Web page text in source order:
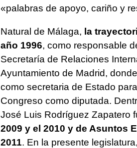
«palabras de apoyo, cariño y
Natural de Málaga, la
año 1996, como responsable
Secretaría de Relaciones
Ayuntamiento de Madrid,
como secretaria de Estado
Congreso como diputada.
José Luis Rodríguez Zapatero
2009 y el 2010 y de Asuntos
2011. En la presente